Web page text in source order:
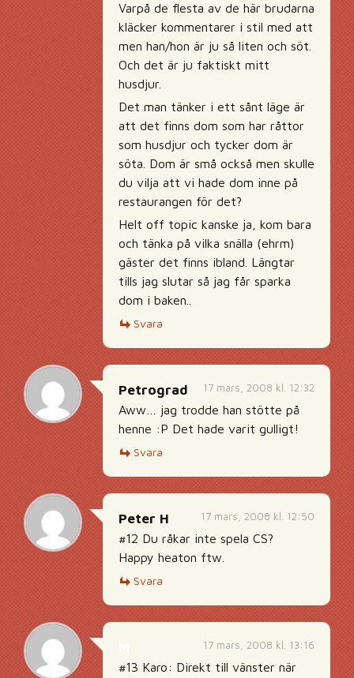
Varpå de flesta av de här brudarna
kläcker kommentarer i stil med att
men han/hon är ju så liten och söt.
Och det är ju faktiskt mitt
husdjur.
Det man tänker i ett sånt läge är
att det finns dom som har råttor
som husdjur och tycker dom är
söta. Dom är små också men skulle
du vilja att vi hade dom inne på
restaurangen för det?
Helt off topic kanske ja, kom bara
och tänka på vilka snälla (ehrm)
gäster det finns ibland. Längtar
tills jag slutar så jag får sparka
dom i baken..
Svara
17 mars, 2008 kl. 12:32
Petrograd
Aww… jag trodde han stötte på
henne :P Det hade varit gulligt!
Svara
17 mars, 2008 kl. 12:50
Peter H
#12 Du råkar inte spela CS?
Happy heaton ftw.
Svara
17 mars, 2008 kl. 13:16
#13 Karo: Direkt till vänster när